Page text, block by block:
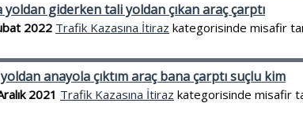
yoldan giderken tali yoldan çıkan araç çarptı
2022 Trafik Kazasına İtiraz kategorisinde misafir
anayola çıktım araç bana çarptı suçlu kim
2021 Trafik Kazasına İtiraz kategorisinde misafir